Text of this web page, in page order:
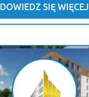
DOWIEDZ SIĘ WIĘCEJ